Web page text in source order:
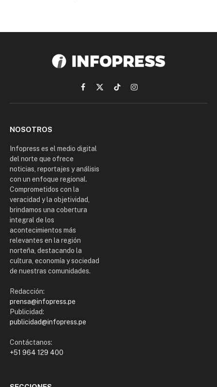
Facebook
X
(Twitter)
TikTokInstagram
NOSOTROS
Infopress es el medio digital
del norte que ofrece
noticias, reportajes y análisis
con un enfoque regional.
Comprometidos con la
veracidad y la objetividad,
brindamos una cobertura
integral de los
acontecimientos más
relevantes en la región
norteña, destacando la
cultura, economía y sociedad
de nuestras comunidades.
Redacción:
prensa@infopress.pe
Publicidad:
publicidad@infopress.pe
Contáctanos:
+51 964 129 400